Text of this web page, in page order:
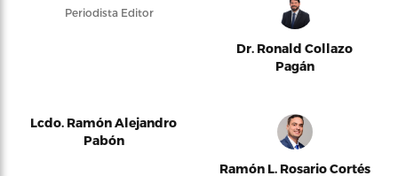
Periodista Editor
Dr. Ronald Collazo
Pagán
Lcdo. Ramón Alejandro
Pabón
Ramón L. Rosario Cortés